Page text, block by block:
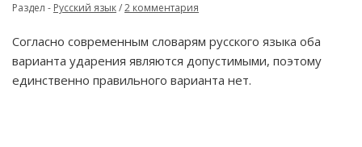
Раздел - Русский язык/2 комментария
Согласно современным словарям русского языка оба
варианта ударения являются допустимыми, поэтому
единственно правильного варианта нет.